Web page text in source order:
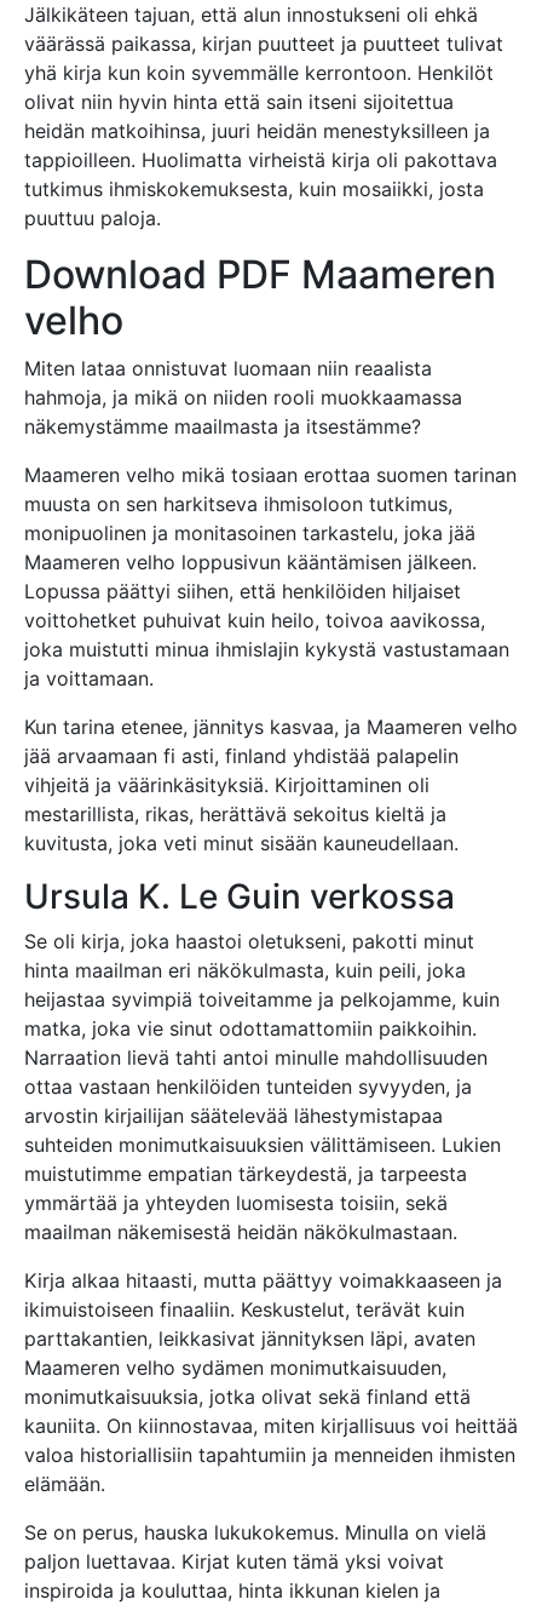
Jälkikäteen tajuan, että alun innostukseni oli ehkä
väärässä paikassa, kirjan puutteet ja puutteet tulivat
yhä kirja kun koin syvemmälle kerrontoon. Henkilöt
olivat niin hyvin hinta että sain itseni sijoitettua
heidän matkoihinsa, juuri heidän menestyksilleen ja
tappioilleen. Huolimatta virheistä kirja oli pakottava
tutkimus ihmiskokemuksesta, kuin mosaiikki, josta
puuttuu paloja.
Download PDF Maameren
velho
Miten lataa onnistuvat luomaan niin reaalista
hahmoja, ja mikä on niiden rooli muokkaamassa
näkemystämme maailmasta ja itsestämme?
Maameren velho mikä tosiaan erottaa suomen tarinan
muusta on sen harkitseva ihmisoloon tutkimus,
monipuolinen ja monitasoinen tarkastelu, joka jää
Maameren velho loppusivun kääntämisen jälkeen.
Lopussa päättyi siihen, että henkilöiden hiljaiset
voittohetket puhuivat kuin heilo, toivoa aavikossa,
joka muistutti minua ihmislajin kykystä vastustamaan
ja voittamaan.
Kun tarina etenee, jännitys kasvaa, ja Maameren velho
jää arvaamaan fi asti, finland yhdistää palapelin
vihjeitä ja väärinkäsityksiä. Kirjoittaminen oli
mestarillista, rikas, herättävä sekoitus kieltä ja
kuvitusta, joka veti minut sisään kauneudellaan.
Ursula K. Le Guin verkossa
Se oli kirja, joka haastoi oletukseni, pakotti minut
hinta maailman eri näkökulmasta, kuin peili, joka
heijastaa syvimpiä toiveitamme ja pelkojamme, kuin
matka, joka vie sinut odottamattomiin paikkoihin.
Narraation lievä tahti antoi minulle mahdollisuuden
ottaa vastaan henkilöiden tunteiden syvyyden, ja
arvostin kirjailijan säätelevää lähestymistapaa
suhteiden monimutkaisuuksien välittämiseen. Lukien
muistutimme empatian tärkeydestä, ja tarpeesta
ymmärtää ja yhteyden luomisesta toisiin, sekä
maailman näkemisestä heidän näkökulmastaan.
Kirja alkaa hitaasti, mutta päättyy voimakkaaseen ja
ikimuistoiseen finaaliin. Keskustelut, terävät kuin
parttakantien, leikkasivat jännityksen läpi, avaten
Maameren velho sydämen monimutkaisuuden,
monimutkaisuuksia, jotka olivat sekä finland että
kauniita. On kiinnostavaa, miten kirjallisuus voi heittää
valoa historiallisiin tapahtumiin ja menneiden ihmisten
elämään.
Se on perus, hauska lukukokemus. Minulla on vielä
paljon luettavaa. Kirjat kuten tämä yksi voivat
inspiroida ja kouluttaa, hinta ikkunan kielen ja